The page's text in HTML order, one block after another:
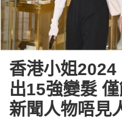
香港小姐
出15強變髮
新聞人物唔見